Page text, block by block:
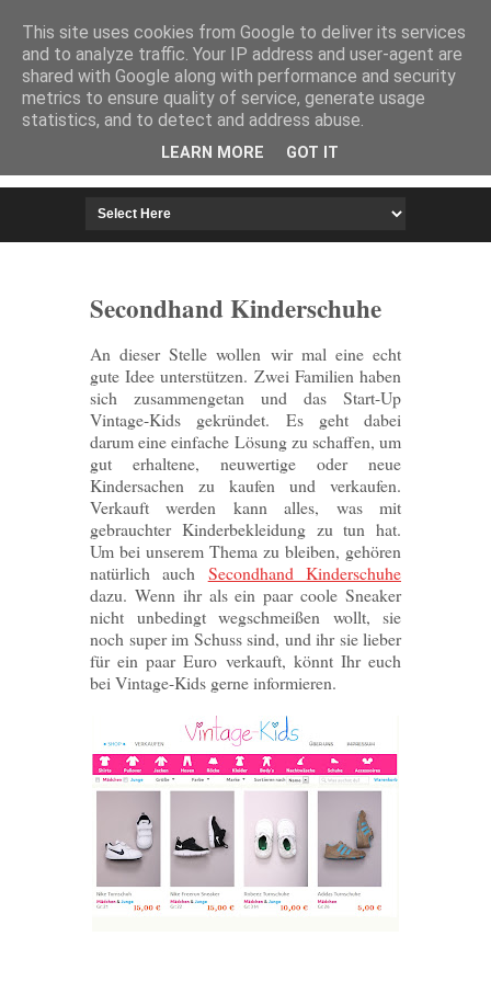
HOME IMPRESSUM
Secondhand Kinderschuhe
An dieser Stelle wollen wir mal eine echt
gute Idee unterstützen. Zwei Familien haben
sich zusammengetan und das Start-Up
Vintage-Kids gekründet. Es geht dabei
darum eine einfache Lösung zu schaffen, um
gut erhaltene, neuwertige oder neue
Kindersachen zu kaufen und verkaufen.
Verkauft werden kann alles, was mit
gebrauchter Kinderbekleidung zu tun hat.
Um bei unserem Thema zu bleiben, gehören
natürlich auch Secondhand Kinderschuhe
dazu. Wenn ihr als ein paar coole Sneaker
nicht unbedingt wegschmeißen wollt, sie
noch super im Schuss sind, und ihr sie lieber
für ein paar Euro verkauft, könnt Ihr euch
bei Vintage-Kids gerne informieren.
This site uses cookies from Google to deliver its services
and to analyze traffic. Your IP address and user-agent are
shared with Google along with performance and security
metrics to ensure quality of service, generate usage
statistics, and to detect and address abuse.
LEARN MORE GOT IT